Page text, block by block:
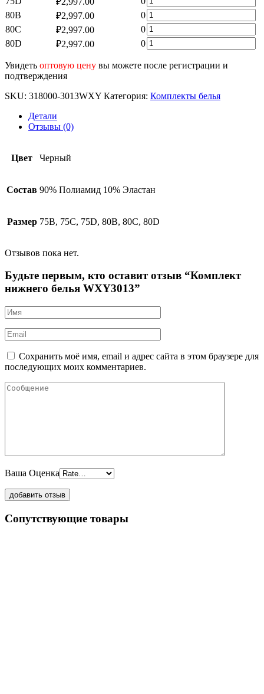
нижнего
белья
WXY3013
Комплект
нижнего
белья
WXY3013
товара
Комплект
нижнего
белья
WXY3013
80B ₽2,997.00 0 Количество
товара
Комплект
нижнего
WXY3013
80C ₽2,997.00 0 Количество
товара
Комплект
белья
80D ₽2,997.00 0 Количество
товара
Комплект
нижнего
WXY3013
Увидеть оптовую цену вы можете после регистрации и
подтверждения
SKU: 318000-3013WXY Категория: Комплекты белья
Детали
Отзывы (0)
Цвет Черный
Состав 90% Полиамид 10% Эластан
Размер 75B, 75C, 75D, 80B, 80C, 80D
Отзывов пока нет.
Будьте первым, кто оставит отзыв “Комплект
нижнего белья WXY3013”
Сохранить моё имя, email и адрес сайта в этом браузере для
последующих моих комментариев.
Ваша Оценка
Сопутствующие товары